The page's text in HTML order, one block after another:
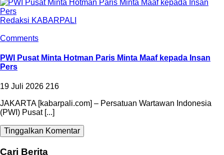
Redaksi KABARPALI
Comments
PWI Pusat Minta Hotman Paris Minta Maaf kepada Insan
Pers
19 Juli 2026 216
JAKARTA [kabarpali.com] – Persatuan Wartawan Indonesia
(PWI) Pusat [...]
Tinggalkan Komentar
Cari Berita